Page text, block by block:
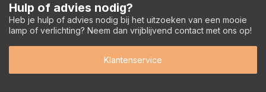
Hulp of advies nodig?
Heb je hulp of advies nodig bij het uitzoeken van een mooie
lamp of verlichting? Neem dan vrijblijvend contact met ons op!
Klantenservice